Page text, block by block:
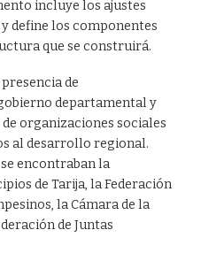
incluye los ajustes
define los componentes
que se construirá.
de
departamental y
organizaciones sociales
al desarrollo regional.
encontraban la
de Tarija, la Federación
la Cámara de la
de Juntas